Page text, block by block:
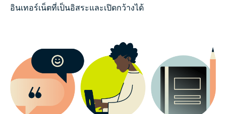
อินเทอร์เน็ตที่เป็นอิสระและเปิดกว้างได้